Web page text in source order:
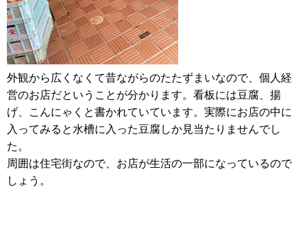
外観から広くなくて昔ながらのたたずまいなので、個人経
営のお店だということが分かります。看板には豆腐、揚
げ、こんにゃくと書かれていています。実際にお店の中に
入ってみると水槽に入った豆腐しか見当たりませんでし
た。
周囲は住宅街なので、お店が生活の一部になっているので
しょう。